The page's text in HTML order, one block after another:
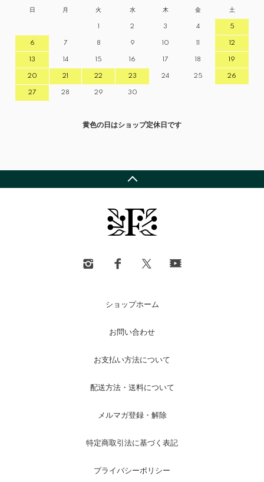
日 月 火 水 木 金 土
1 2 3 4 5
6 7 8 9 10 11 12
13 14 15 16 17 18 19
20 21 22 23 24 25 26
27 28 29 30
黄色の日はショップ定休日です
ショップホーム
お問い合わせ
お支払い方法について
配送方法・送料について
メルマガ登録・解除
特定商取引法に基づく表記
プライバシーポリシー